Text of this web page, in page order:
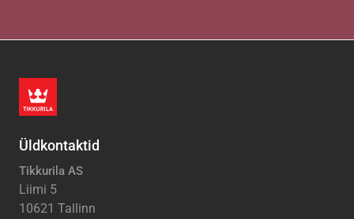
Üldkontaktid
Tikkurila AS
Liimi 5
10621 Tallinn